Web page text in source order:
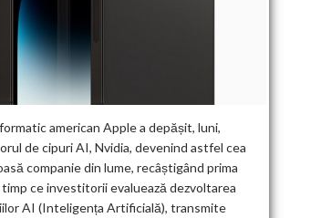
american Apple a depășit, luni,
de cipuri AI, Nvidia, devenind astfel cea
companie din lume, recâștigând prima
timp ce investitorii evaluează dezvoltarea
AI (Inteligența Artificială), transmite